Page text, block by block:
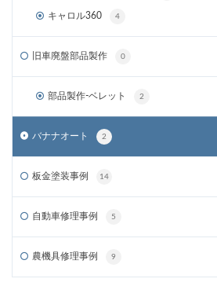
キャロル360 4
旧車廃盤部品製作 0
部品製作-ベレット 2
バナナオート 2
板金塗装事例 14
自動車修理事例 5
農機具修理事例 9